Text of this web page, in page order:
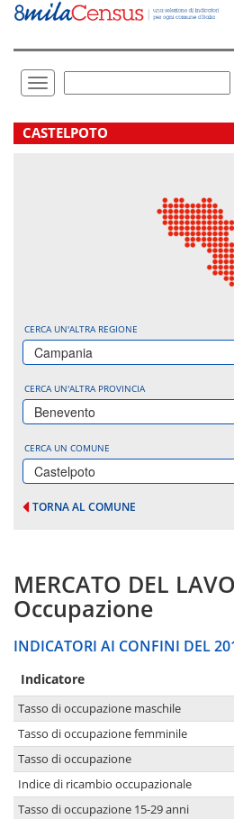
Vai
direttamente
Toggle
navigation
.
CASTELPOTO
CERCA UN'ALTRA REGIONE
Campania
CERCA UN'ALTRA PROVINCIA
Benevento
CERCA UN COMUNE
Castelpoto
TORNA AL COMUNE
MERCATO DEL
Occupazione
INDICATORI AI CONFINI DEL
Indicatore
Tasso di occupazione maschile
Tasso di occupazione femminile
Tasso di occupazione
Indice di ricambio occupazionale
Tasso di occupazione 15-29 anni